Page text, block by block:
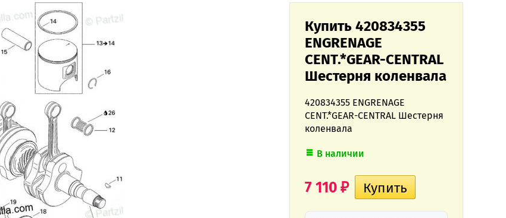
Купить 420834355
ENGRENAGE
CENT.*GEAR-CENTRAL
Шестерня коленвала
420834355 ENGRENAGE
CENT.*GEAR-CENTRAL Шестерня
коленвала
В наличии
7 110 ₽